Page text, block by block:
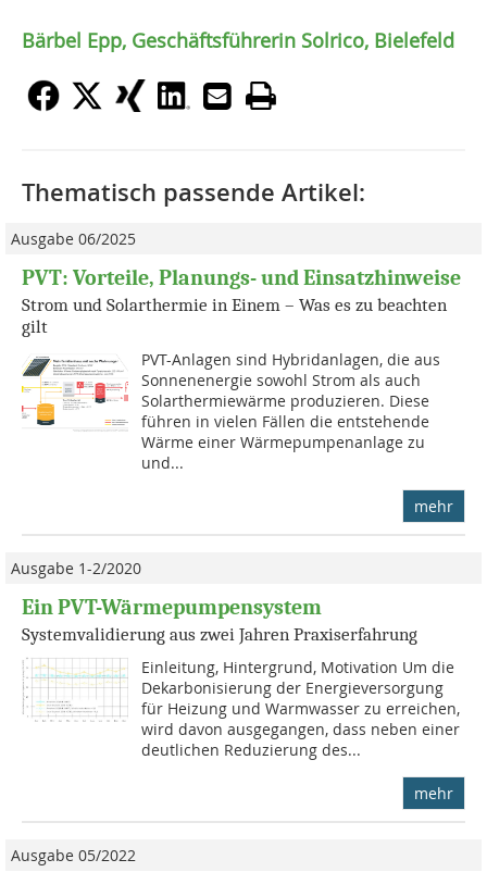
Bärbel Epp, Geschäftsführerin Solrico, Bielefeld
Thematisch passende Artikel:
Ausgabe 06/2025
PVT: Vorteile, Planungs- und ­Einsatzhinweise
Strom und Solarthermie in Einem – Was es zu beachten
gilt
PVT-Anlagen sind Hybridanlagen, die aus
Sonnenenergie sowohl Strom als auch
Solarthermiewärme produzieren. Diese
führen in vielen Fällen die entstehende
Wärme einer Wärmepumpenanlage zu
und...
mehr
Ausgabe 1-2/2020
Ein PVT-Wärmepumpensystem
Systemvalidierung aus zwei Jahren Praxiserfahrung
Einleitung, Hintergrund, Motivation Um die
Dekarbonisierung der Ener­gie­versorgung
für Heizung und Warmwasser zu erreichen,
wird davon ausgegangen, dass neben einer
deutlichen Reduzierung des...
mehr
Ausgabe 05/2022